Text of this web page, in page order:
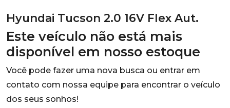
Hyundai Tucson 2.0 16V Flex Aut.
Este veículo não está mais
disponível em nosso estoque
Você pode fazer uma nova busca ou entrar em
contato com nossa equipe para encontrar o veículo
dos seus sonhos!